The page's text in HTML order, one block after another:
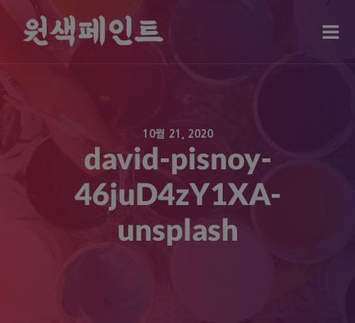
10월 21, 2020
david-pisnoy-
46juD4zY1XA-
unsplash